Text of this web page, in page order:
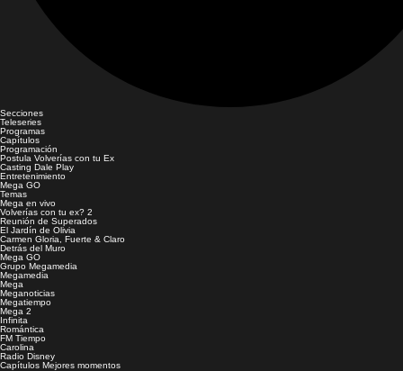
Secciones
Teleseries
Programas
Capítulos
Programación
Postula Volverías con tu Ex
Casting Dale Play
Entretenimiento
Mega GO
Temas
Mega en vivo
Volverías con tu ex? 2
Reunión de Superados
El Jardín de Olivia
Carmen Gloria, Fuerte & Claro
Detrás del Muro
Mega GO
Grupo Megamedia
Megamedia
Mega
Meganoticias
Megatiempo
Mega 2
Infinita
Romántica
FM Tiempo
Carolina
Radio Disney
Capítulos Mejores momentos